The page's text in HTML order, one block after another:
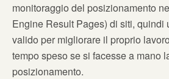
monitoraggio del posizionamento
Engine Result Pages) di siti, quindi
valido per migliorare il proprio
tempo speso se si facesse a mano
posizionamento.